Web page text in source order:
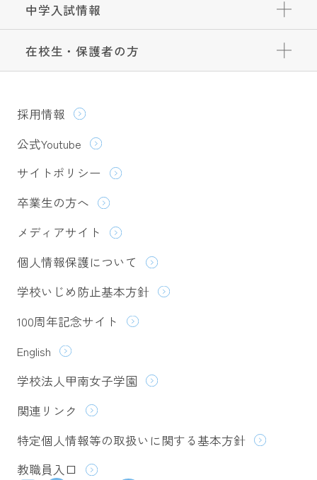
中学入試情報
在校生・保護者の方
採用情報
公式Youtube
サイトポリシー
卒業生の方へ
メディアサイト
個人情報保護について
学校いじめ防止基本方針
100周年記念サイト
English
学校法人甲南女子学園
関連リンク
特定個人情報等の取扱いに関する基本方針
教職員入口